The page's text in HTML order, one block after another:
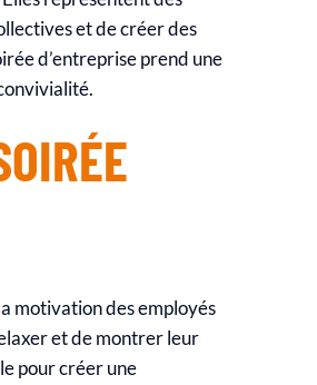
et de créer des
d’entreprise prend une
motivation des employés
et de montrer leur
pour créer une